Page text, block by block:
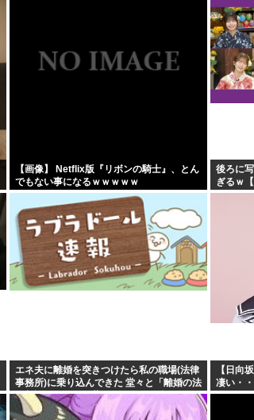
【画像】 Netflix版『リボンの騎士』、とん
でもない事になるｗｗｗｗｗ
後ろに
ぎるｗ
エネ夫に離婚を突きつけたら私の職場(法律
事務所)に乗り込んできた 堂々と「離婚の法
律相談です。母の薦めでこちらに参りまし
た」と言っているが、...
【日向
凄い・・